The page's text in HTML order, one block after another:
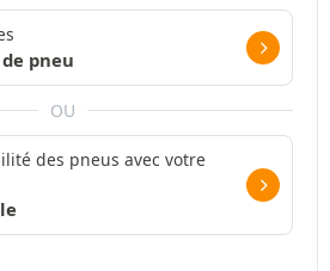
pneu
OU
des pneus avec votre